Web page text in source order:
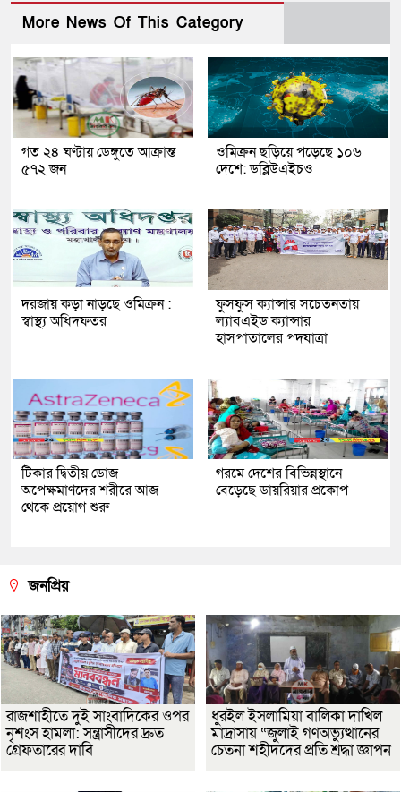
More News Of This Category
গত ২৪ ঘণ্টায় ডেঙ্গুতে আক্রান্ত
৫৭২ জন
ওমিক্রন ছড়িয়ে পড়েছে ১০৬
দেশে: ডব্লিউএইচও
দরজায় কড়া নাড়ছে ওমিক্রন :
স্বাস্থ্য অধিদফতর
ফুসফুস ক্যান্সার সচেতনতায়
ল্যাবএইড ক্যান্সার
হাসপাতালের পদযাত্রা
টিকার দ্বিতীয় ডোজ
অপেক্ষমাণদের শরীরে আজ
থেকে প্রয়োগ শুরু
গরমে দেশের বিভিন্নস্থানে
বেড়েছে ডায়রিয়ার প্রকোপ
জনপ্রিয়
রাজশাহীতে দুই সাংবাদিকের ওপর
নৃশংস হামলা: সন্ত্রাসীদের দ্রুত
গ্রেফতারের দাবি
ধুরইল ইসলামিয়া বালিকা দাখিল
মাদ্রাসায় “জুলাই গণঅভ্যুত্থানের
চেতনা শহীদদের প্রতি শ্রদ্ধা জ্ঞাপন